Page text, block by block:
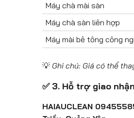
Máy chà mài sàn
Máy chà sàn liên hợp
Máy mài bê tông công
💡 Ghi chú: Giá có thể
✅ 3. Hỗ trợ giao
HAIAUCLEAN